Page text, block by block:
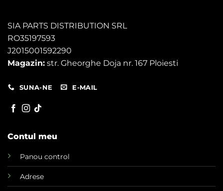
SIA PARTS DISTRIBUTION SRL
RO35197593
J2015001592290
Magazin: str. Gheorghe Doja nr. 167 Ploiesti
SUNA-NE E-MAIL
Contul meu
Panou control
Adrese